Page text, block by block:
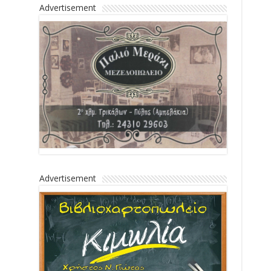
Advertisement
Advertisement